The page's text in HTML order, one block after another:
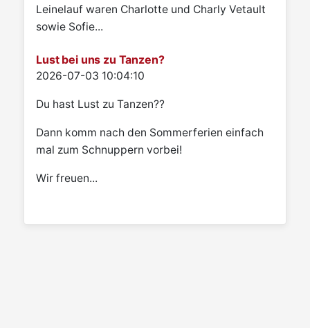
Leinelauf waren Charlotte und Charly Vetault
sowie Sofie...
Lust bei uns zu Tanzen?
Details
2026-07-03 10:04:10
Du hast Lust zu Tanzen??
Dann komm nach den Sommerferien einfach
mal zum Schnuppern vorbei!
Wir freuen...